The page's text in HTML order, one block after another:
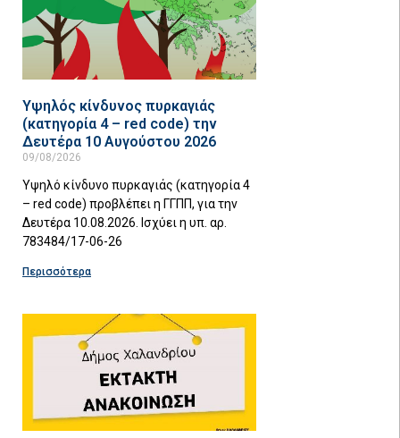
Υψηλός κίνδυνος πυρκαγιάς
(κατηγορία 4 – red code) την
Δευτέρα 10 Αυγούστου 2026
09/08/2026
Υψηλό κίνδυνο πυρκαγιάς (κατηγορία 4
– red code) προβλέπει η ΓΓΠΠ, για την
Δευτέρα 10.08.2026. Ισχύει η υπ. αρ.
783484/17-06-26
Περισσότερα